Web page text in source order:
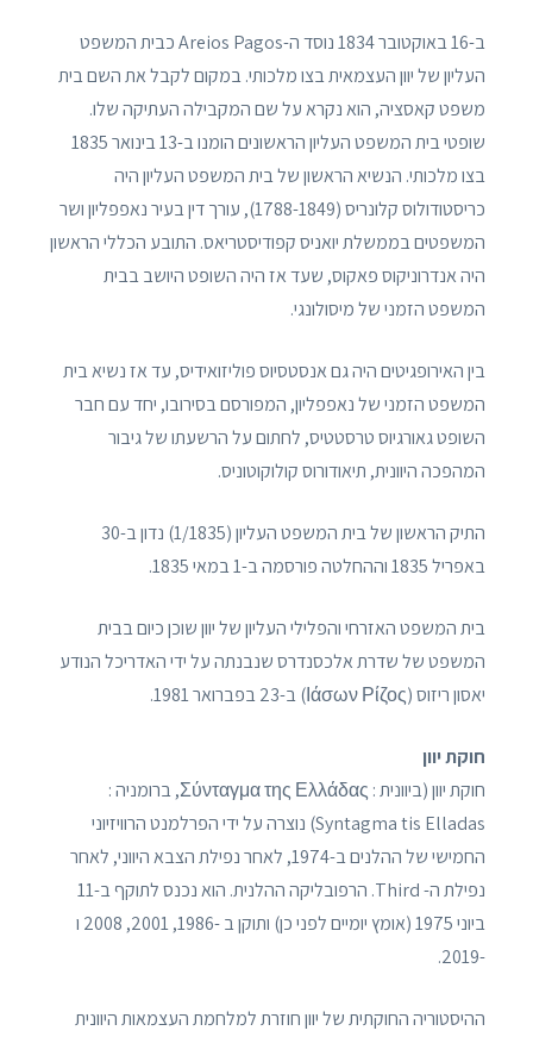
ב-16 באוקטובר 1834 נוסד ה-Areios Pagos כבית המשפט
העליון של יוון העצמאית בצו מלכותי. במקום לקבל את השם בית
משפט קאסציה, הוא נקרא על שם המקבילה העתיקה שלו.
שופטי בית המשפט העליון הראשונים הומנו ב-13 בינואר 1835
בצו מלכותי. הנשיא הראשון של בית המשפט העליון היה
כריסטודולוס קלונריס (1788-1849), עורך דין בעיר נאפפליון ושר
המשפטים בממשלת יואניס קפודיסטריאס. התובע הכללי הראשון
היה אנדרוניקוס פאקוס, שעד אז היה השופט היושב בבית
המשפט הזמני של מיסולונגי.
בין האירופגיטים היה גם אנסטסיוס פוליזואידיס, עד אז נשיא בית
המשפט הזמני של נאפפליון, המפורסם בסירובו, יחד עם חבר
השופט גאורגיוס טרסטטיס, לחתום על הרשעתו של גיבור
המהפכה היוונית, תיאודורוס קולוקוטוניס.
התיק הראשון של בית המשפט העליון (1/1835) נדון ב-30
באפריל 1835 וההחלטה פורסמה ב-1 במאי 1835.
בית המשפט האזרחי והפלילי העליון של יוון שוכן כיום בבית
המשפט של שדרת אלכסנדרס שנבנתה על ידי האדריכל הנודע
יאסון ריזוס (Ιάσων Ρίζος) ב-23 בפברואר 1981.
חוקת יוון
חוקת יוון (ביוונית : Σύνταγμα της Ελλάδας, ברומניה :
Syntagma tis Elladas) נוצרה על ידי הפרלמנט הרוויזיוני
החמישי של ההלנים ב-1974, לאחר נפילת הצבא היווני, לאחר
נפילת ה- Third. הרפובליקה ההלנית. הוא נכנס לתוקף ב-11
ביוני 1975 (אומץ יומיים לפני כן) ותוקן ב -1986, 2001, 2008 ו
-2019.
ההיסטוריה החוקתית של יוון חוזרת למלחמת העצמאות היוונית